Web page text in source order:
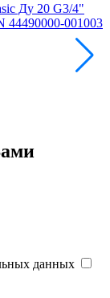
Ду 20 G3/4"
44490000-001003
данных